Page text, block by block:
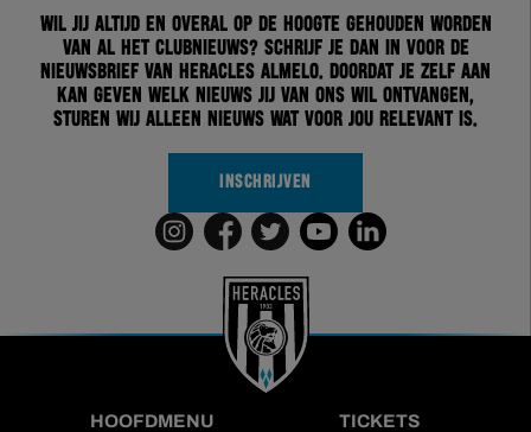
Wil jij altijd en overal op de hoogte gehouden worden
van al het clubnieuws? Schrijf je dan in voor de
nieuwsbrief van Heracles Almelo. Doordat je zelf aan
kan geven welk nieuws jij van ons wil ontvangen,
sturen wij alleen nieuws wat voor jou relevant is.
INSCHRIJVEN
HOOFDMENU TICKETS